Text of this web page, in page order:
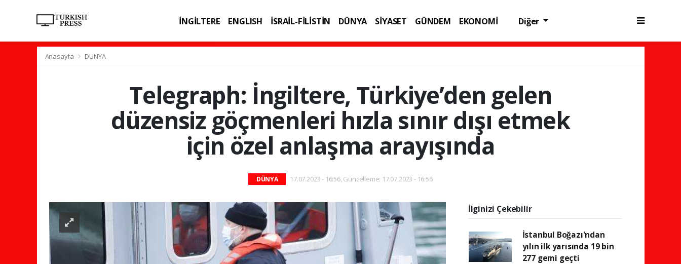
İNGİLTERE ENGLISH İSRAİL-FİLİSTİN DÜNYA SİYASET GÜNDEM
EKONOMİ
Diğer
Anasayfa DÜNYA
Telegraph: İngiltere, Türkiye’den gelen
düzensiz göçmenleri hızla sınır dışı etmek
için özel anlaşma arayışında
DÜNYA 17.07.2023 - 16:56, Güncelleme: 17.07.2023 - 16:56
İlginizi Çekebilir
İstanbul Boğazı'ndan
yılın ilk yarısında 19 bin
277 gemi geçti